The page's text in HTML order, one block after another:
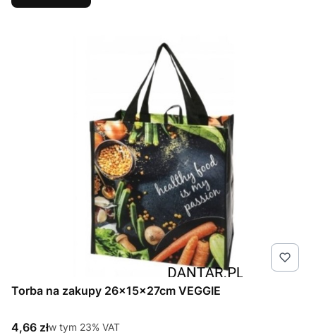
Torba na zakupy 26x15x27cm VEGGIE
Cena brutto
4,66 złw tym %s VAT
w tym 23% VAT